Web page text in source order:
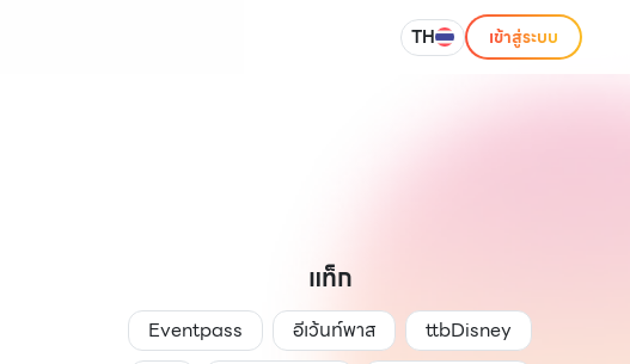
TH เข้าสู่ระบบ
แท็ก
Eventpass อีเว้นท์พาส
ttbDisney